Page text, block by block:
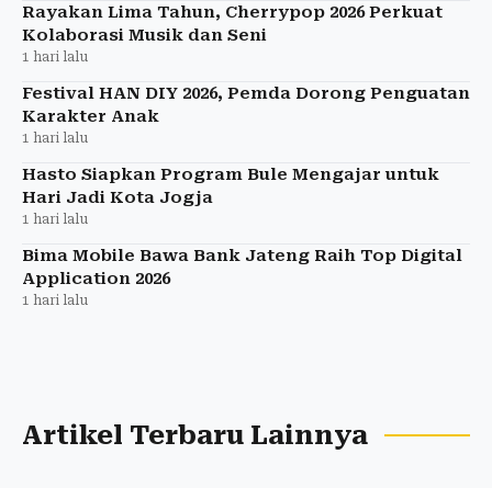
Rayakan Lima Tahun, Cherrypop 2026 Perkuat
Kolaborasi Musik dan Seni
1 hari lalu
Festival HAN DIY 2026, Pemda Dorong Penguatan
Karakter Anak
1 hari lalu
Hasto Siapkan Program Bule Mengajar untuk
Hari Jadi Kota Jogja
1 hari lalu
Bima Mobile Bawa Bank Jateng Raih Top Digital
Application 2026
1 hari lalu
Artikel Terbaru Lainnya